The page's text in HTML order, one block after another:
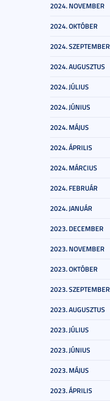
2024. NOVEMBER
2024. OKTÓBER
2024. SZEPTEMBER
2024. AUGUSZTUS
2024. JÚLIUS
2024. JÚNIUS
2024. MÁJUS
2024. ÁPRILIS
2024. MÁRCIUS
2024. FEBRUÁR
2024. JANUÁR
2023. DECEMBER
2023. NOVEMBER
2023. OKTÓBER
2023. SZEPTEMBER
2023. AUGUSZTUS
2023. JÚLIUS
2023. JÚNIUS
2023. MÁJUS
2023. ÁPRILIS